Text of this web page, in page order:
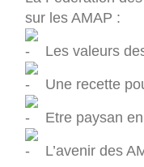
sur les AMAP :
Les valeurs
Une recette
Etre paysan
L’avenir des